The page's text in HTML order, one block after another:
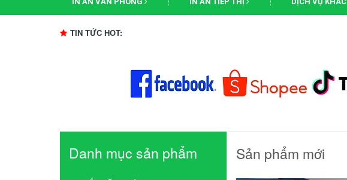
TIN TỨC HOT:
Danh mục sản phẩm Sản phẩm mới